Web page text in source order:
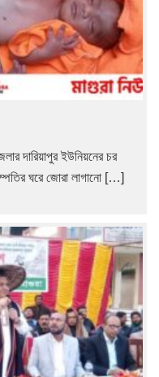
দারিয়াপুর ইউনিয়নের চর
ঘরে জোরা লাগানো […]